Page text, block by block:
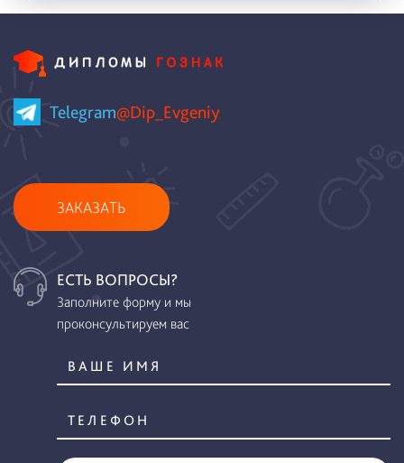
Telegram@Dip_Evgeniy
ЗАКАЗАТЬ
ЕСТЬ ВОПРОСЫ?
Заполните форму и мы
проконсультируем вас